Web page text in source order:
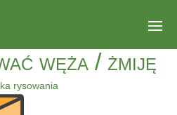
węża / żmiję
rysowania